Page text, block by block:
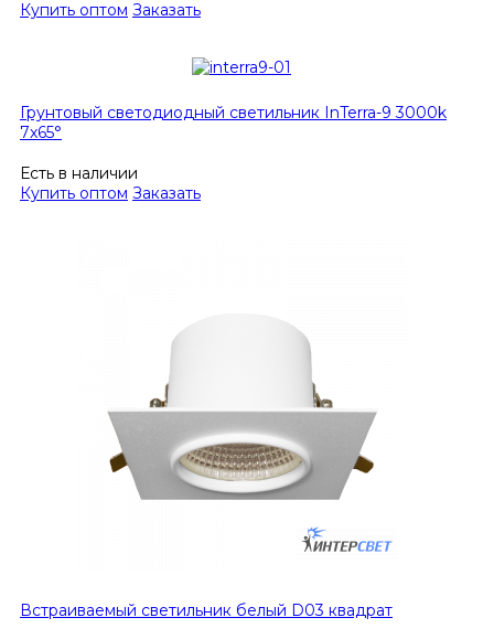
Купить оптом Заказать
Грунтовый светодиодный светильник InTerra-9 3000k
7x65°
Есть в наличии
Купить оптом Заказать
Встраиваемый светильник белый D03 квадрат